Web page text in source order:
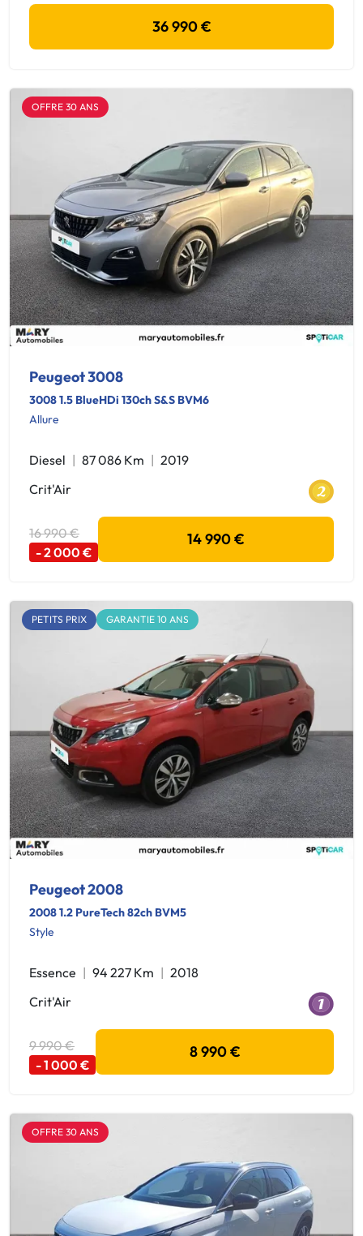
36 990 €
OFFRE 30 ANS
Peugeot 3008
3008 1.5 BlueHDi 130ch S&S BVM6
Allure
Diesel 87 086 Km
2019
Crit'Air
16 990 €
- 2 000 €
14 990 €
PETITS PRIX GARANTIE 10 ANS
Peugeot 2008
2008 1.2 PureTech 82ch BVM5
Style
Essence 94 227 Km
2018
Crit'Air
9 990 €
- 1 000 €
8 990 €
OFFRE 30 ANS